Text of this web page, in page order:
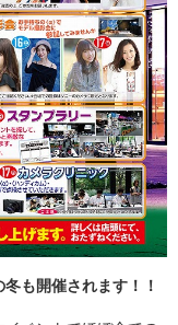
冬も開催されます！！